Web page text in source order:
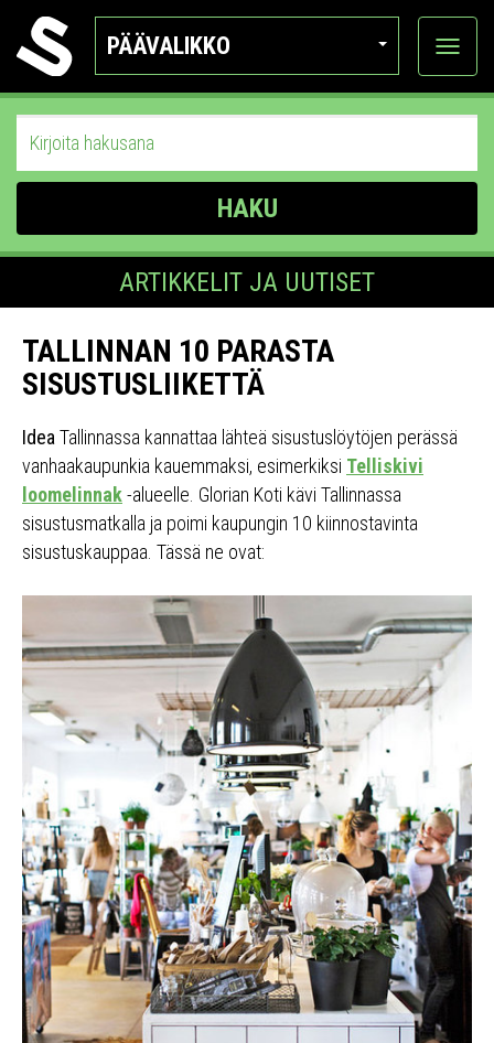
PÄÄVALIKKO
Näytä
HAKU
ARTIKKELIT JA UUTISET
TALLINNAN 10 PARASTA
SISUSTUSLIIKETTÄ
Idea Tallinnassa kannattaa lähteä sisustuslöytöjen perässä
vanhaakaupunkia kauemmaksi, esimerkiksi Telliskivi
loomelinnak-alueelle. Glorian Koti kävi Tallinnassa
sisustusmatkalla ja poimi kaupungin 10 kiinnostavinta
sisustuskauppaa. Tässä ne ovat: